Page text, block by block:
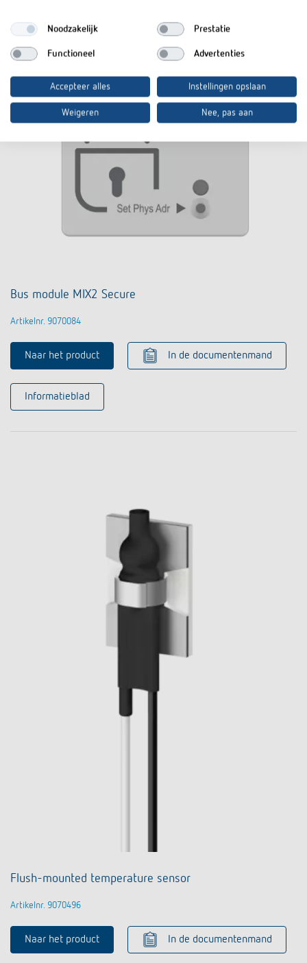
Bus module MIX2 Secure
Artikelnr. 9070084
Naar het product In de documentenmand
Informatieblad
Flush-mounted temperature sensor
Artikelnr. 9070496
Naar het product In de documentenmand
Noodzakelijk Prestatie
Functioneel Advertenties
Accepteer alles Instellingen opslaan
Weigeren Nee, pas aan